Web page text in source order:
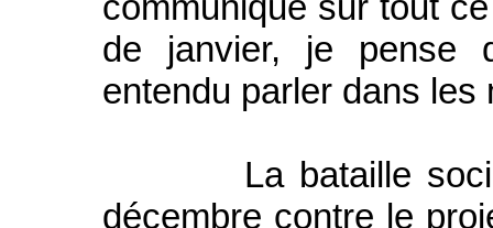
de janvier, je pense
entendu parler dans les
La bataille sociale
décembre contre le